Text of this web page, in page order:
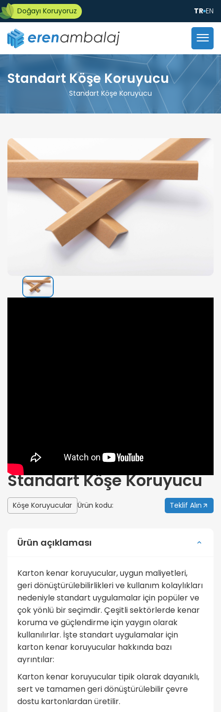
Doğayı Koruyoruz TR EN
Standart Köşe Koruyucu
Standart Köşe Koruyucu
Standart Köşe Koruyucu
Köşe Koruyucular Ürün kodu: Teklif Alın
Ürün açıklaması
Karton kenar koruyucular, uygun maliyetleri,
geri dönüştürülebilirlikleri ve kullanım kolaylıkları
nedeniyle standart uygulamalar için popüler ve
çok yönlü bir seçimdir. Çeşitli sektörlerde kenar
koruma ve güçlendirme için yaygın olarak
kullanılırlar. İşte standart uygulamalar için
karton kenar koruyucular hakkında bazı
ayrıntılar:
Karton kenar koruyucular tipik olarak dayanıklı,
sert ve tamamen geri dönüştürülebilir çevre
dostu kartonlardan üretilir.